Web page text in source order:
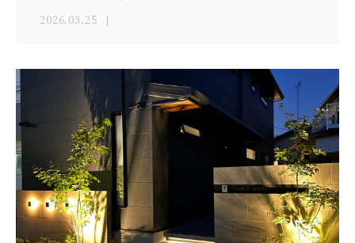
2026.03.25